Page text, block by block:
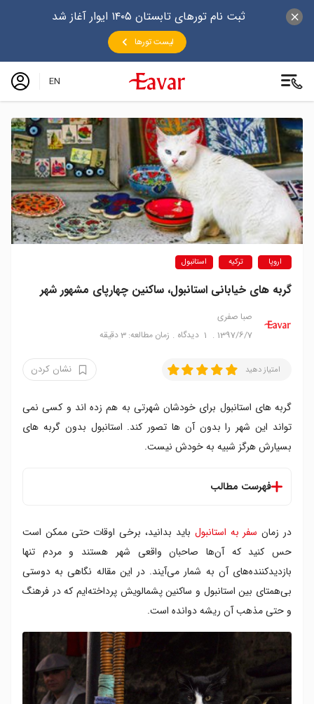
ثبت نام تورهای تابستان ۱۴۰۵ ایوار آغاز شد
لیست تورها
EN
اروپا ترکیه استانبول
گربه های خیابانی استانبول، ساکنین چهارپای مشهور شهر
صبا صفری
1397/6/7
1 دیدگاه زمان مطالعه: 3 دقیقه
امتیاز دهید نشان کردن
گربه های استانبول برای خودشان شهرتی به هم زده اند و کسی نمی
تواند این شهر را بدون آن ها تصور کند. استانبول بدون گربه های
بسیارش هرگز شبیه به خودش نیست.
فهرست مطالب
در زمان سفر به استانبول باید بدانید، برخی اوقات حتی ممکن است
حس کنید که آن‌ها صاحبان واقعی شهر هستند و مردم تنها
بازدیدکننده‌های آن به شمار می‌آیند. در این مقاله نگاهی به دوستی
بی‌همتای بین استانبول و ساکنین پشمالویش پرداخته‌ایم که در فرهنگ
و حتی مذهب آن ریشه دوانده است.